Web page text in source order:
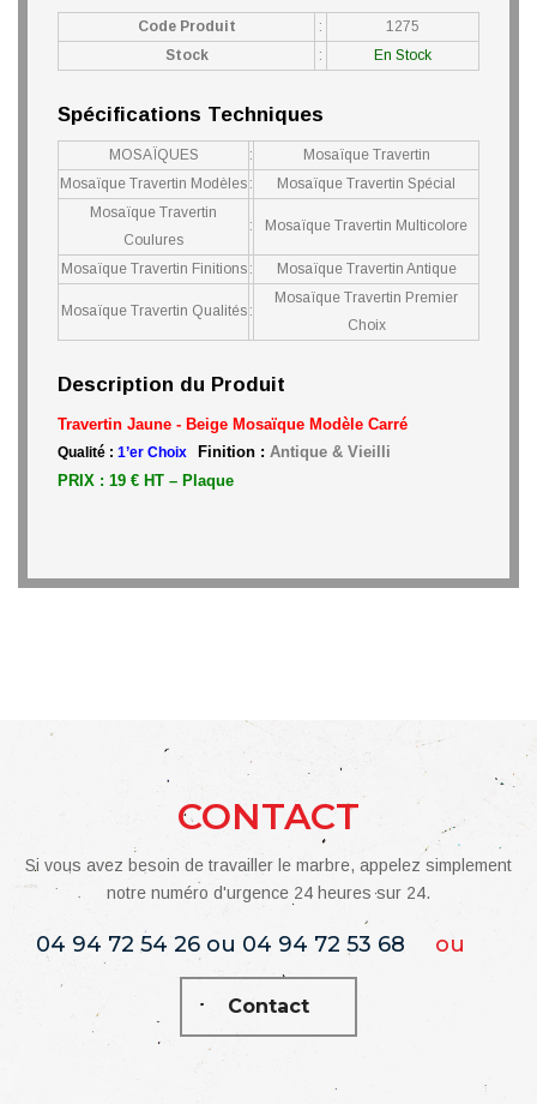
Code Produit :
1275
Stock
: En Stock
Spécifications Techniques
MOSAÏQUES :
Mosaïque Travertin
Mosaïque Travertin Modèles :
Mosaïque Travertin Spécial
Mosaïque Travertin
Coulures
: Mosaïque Travertin Multicolore
Mosaïque Travertin Finitions : Mosaïque Travertin Antique
Mosaïque Travertin Qualités :
Mosaïque Travertin Premier
Choix
Description du Produit
Travertin Jaune - Beige Mosaïque Modèle Carré
Qualité : 1’er Choix Finition : Antique & Vieilli
PRIX : 19 € HT – Plaque
CONTACT
Si vous avez besoin de travailler le marbre, appelez simplement
notre numéro d'urgence 24 heures sur 24.
04 94 72 54 26 ou 04 94 72 53 68 ou
Contact